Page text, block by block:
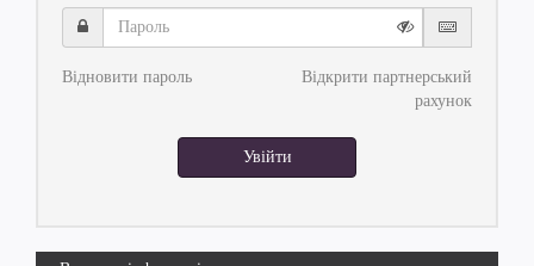
Пароль
Відновити пароль
Відкрити партнерський
рахунок
Увійти